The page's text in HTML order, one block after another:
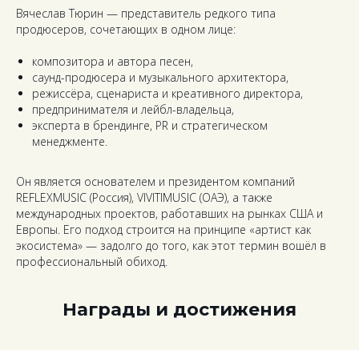
Вячеслав Тюрин — представитель редкого типа
продюсеров, сочетающих в одном лице:
композитора и автора песен,
саунд-продюсера и музыкального архитектора,
режиссёра, сценариста и креативного директора,
предпринимателя и лейбл-владельца,
эксперта в брендинге, PR и стратегическом
менеджменте.
Он является основателем и президентом компаний
REFLEXMUSIC (Россия), VIVITIMUSIC (ОАЭ), а также
международных проектов, работавших на рынках США и
Европы. Его подход строится на принципе «артист как
экосистема» — задолго до того, как этот термин вошёл в
профессиональный обиход.
Награды и достижения